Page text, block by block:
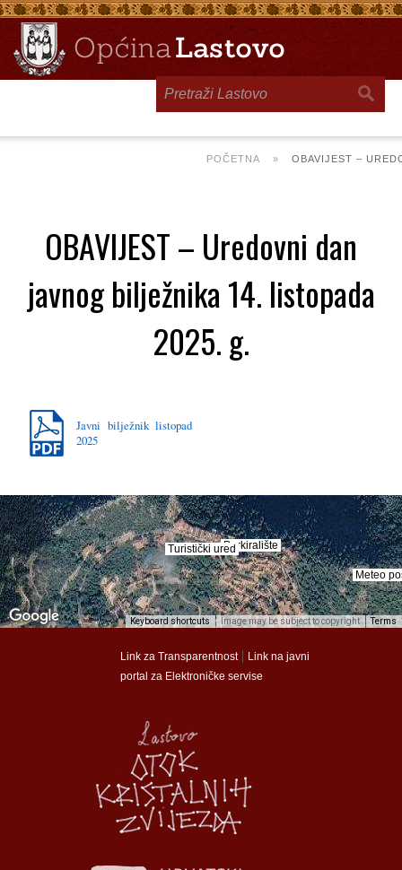
POČETNA » OBAVIJEST –
OBAVIJEST – Uredovni dan
javnog bilježnika 14. listopada
2025. g.
Javni bilježnik listopad
2025
Meteo
Turistički uredParkiralište
Groblje
Meteo
Turistički uredParkiralište
Groblje
Keyboard shortcuts Image may be subject to copyright Terms
Link za Transparentnost| Link na javni
portal za Elektroničke servise